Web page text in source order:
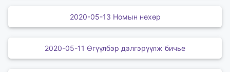
2020-05-13 Номын нөхөр
2020-05-11 Өгүүлбэр дэлгэрүүлж бичье